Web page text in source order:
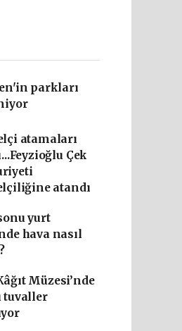
parkları
atamaları
Çek
atandı
yurt
hava nasıl
Müzesi’nde
tuvaller